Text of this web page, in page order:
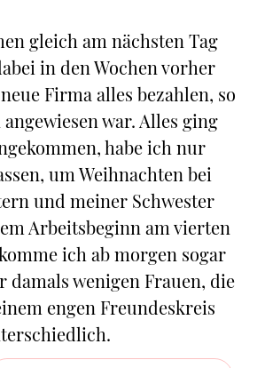
gleich am nächsten Tag
in den Wochen vorher
Firma alles bezahlen, so
war. Alles ging
habe ich nur
um Weihnachten bei
und meiner Schwester
Arbeitsbeginn am vierten
ich ab morgen sogar
wenigen Frauen, die
engen Freundeskreis